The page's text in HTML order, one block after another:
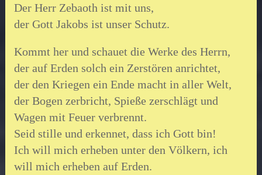
Der Herr Zebaoth ist mit uns,
der Gott Jakobs ist unser Schutz.
Kommt her und schauet die Werke des Herrn,
der auf Erden solch ein Zerstören anrichtet,
der den Kriegen ein Ende macht in aller Welt,
der Bogen zerbricht, Spieße zerschlägt und
Wagen mit Feuer verbrennt.
Seid stille und erkennet, dass ich Gott bin!
Ich will mich erheben unter den Völkern, ich
will mich erheben auf Erden.